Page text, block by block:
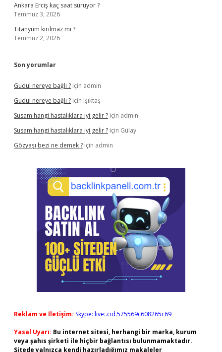
Ankara Erciş kaç saat sürüyor ?
Temmuz 3, 2026
Titanyum kırılmaz mı ?
Temmuz 2, 2026
Son yorumlar
Gudul nereye bağlı ? için admin
Gudul nereye bağlı ? için Işıktaş
Susam hangi hastalıklara iyi gelir ? için admin
Susam hangi hastalıklara iyi gelir ? için Gülay
Gözyaşı bezi ne demek ? için admin
Reklam ve İletişim: Skype: live:.cid.575569c608265c69
Yasal Uyarı: Bu internet sitesi, herhangi bir marka, kurum
veya şahıs şirketi ile hiçbir bağlantısı bulunmamaktadır.
Sitede yalnızca kendi hazırladığımız makaleler